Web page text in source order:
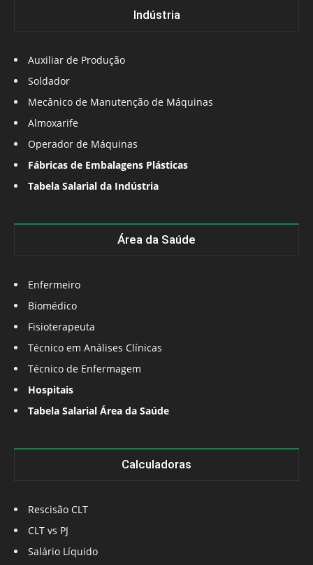
Indústria
Auxiliar de Produção
Soldador
Mecânico de Manutenção de Máquinas
Almoxarife
Operador de Máquinas
Fábricas de Embalagens Plásticas
Tabela Salarial da Indústria
Área da Saúde
Enfermeiro
Biomédico
Fisioterapeuta
Técnico em Análises Clínicas
Técnico de Enfermagem
Hospitais
Tabela Salarial Área da Saúde
Calculadoras
Rescisão CLT
CLT vs PJ
Salário Líquido